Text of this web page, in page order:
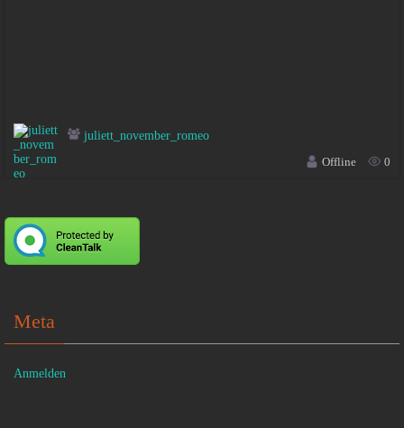
juliett_november_romeo
Offline
0
Meta
Anmelden